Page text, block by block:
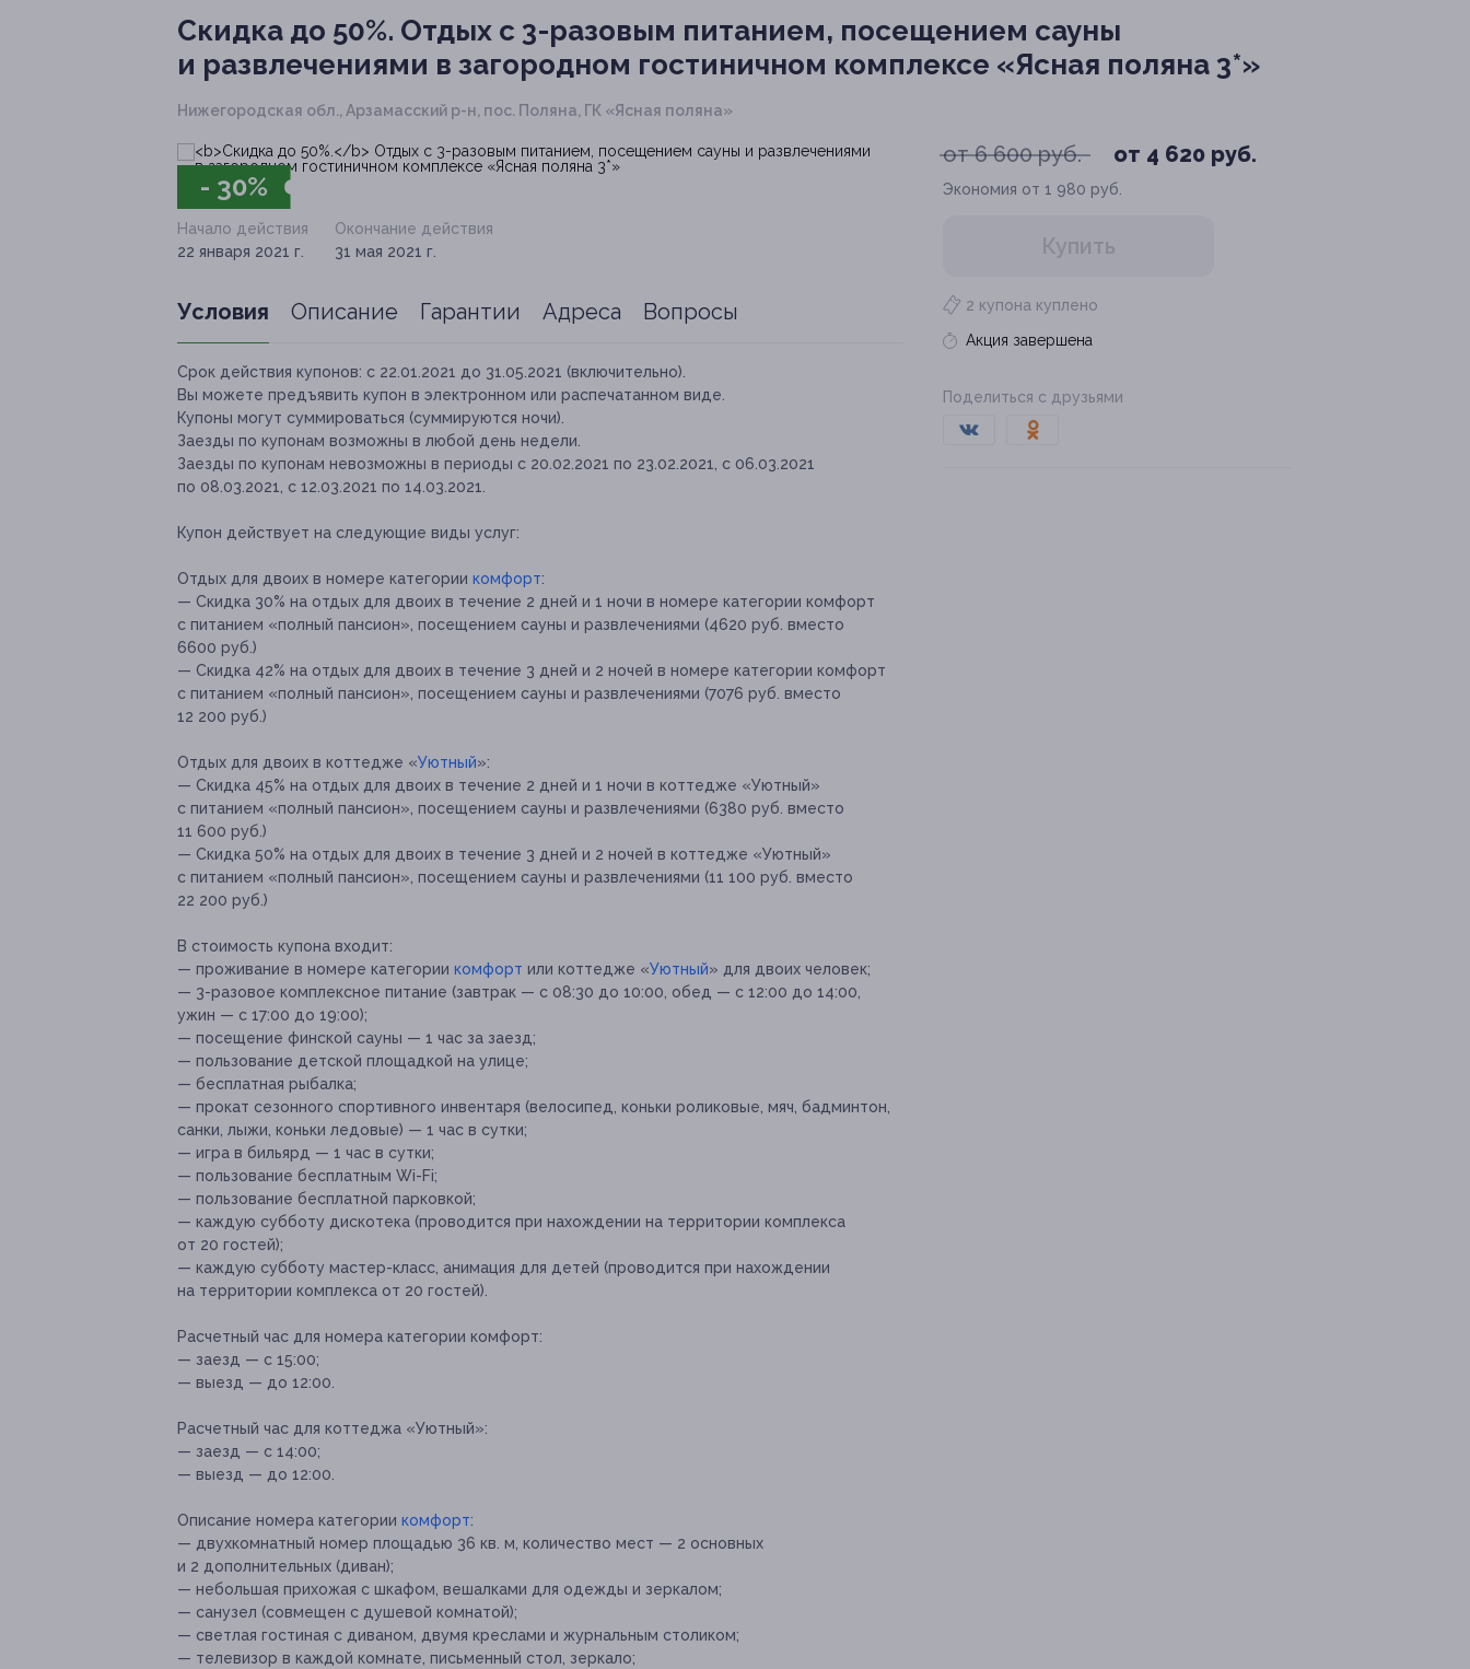
Скидка до 50%. Отдых с 3-разовым питанием, посещением сауны
и развлечениями в загородном гостиничном комплексе «Ясная поляна 3*»
Нижегородская обл., Арзамасский р-н, пос. Поляна, ГК «Ясная поляна»
- 30%
от 6 600 руб. от 4 620 руб.
Экономия от 1 980 руб.
Купить
2 купона куплено
Акция завершена
Поделиться с друзьями
Начало действия
22 января 2021 г.
Окончание действия
31 мая 2021 г.
Условия Описание Гарантии Адреса Вопросы
Срок действия купонов: с 22.01.2021 до 31.05.2021 (включительно).
Вы можете предъявить купон в электронном или распечатанном виде.
Купоны могут суммироваться (суммируются ночи).
Заезды по купонам возможны в любой день недели.
Заезды по купонам невозможны в периоды с 20.02.2021 по 23.02.2021, с 06.03.2021
по 08.03.2021, с 12.03.2021 по 14.03.2021.
Купон действует на следующие виды услуг:
Отдых для двоих в номере категории комфорт:
— Скидка 30% на отдых для двоих в течение 2 дней и 1 ночи в номере категории комфорт
с питанием «полный пансион», посещением сауны и развлечениями (4620 руб. вместо
6600 руб.)
— Скидка 42% на отдых для двоих в течение 3 дней и 2 ночей в номере категории комфорт
с питанием «полный пансион», посещением сауны и развлечениями (7076 руб. вместо
12 200 руб.)
Отдых для двоих в коттедже «Уютный»:
— Скидка 45% на отдых для двоих в течение 2 дней и 1 ночи в коттедже «Уютный»
с питанием «полный пансион», посещением сауны и развлечениями (6380 руб. вместо
11 600 руб.)
— Скидка 50% на отдых для двоих в течение 3 дней и 2 ночей в коттедже «Уютный»
с питанием «полный пансион», посещением сауны и развлечениями (11 100 руб. вместо
22 200 руб.)
В стоимость купона входит:
— проживание в номере категории комфорт или коттедже «Уютный» для двоих человек;
— 3-разовое комплексное питание (завтрак — с 08:30 до 10:00, обед — с 12:00 до 14:00,
ужин — с 17:00 до 19:00);
— посещение финской сауны — 1 час за заезд;
— пользование детской площадкой на улице;
— бесплатная рыбалка;
— прокат сезонного спортивного инвентаря (велосипед, коньки роликовые, мяч, бадминтон,
санки, лыжи, коньки ледовые) — 1 час в сутки;
— игра в бильярд — 1 час в сутки;
— пользование бесплатным Wi-Fi;
— пользование бесплатной парковкой;
— каждую субботу дискотека (проводится при нахождении на территории комплекса
от 20 гостей);
— каждую субботу мастер-класс, анимация для детей (проводится при нахождении
на территории комплекса от 20 гостей).
Расчетный час для номера категории комфорт:
— заезд — с 15:00;
— выезд — до 12:00.
Расчетный час для коттеджа «Уютный»:
— заезд — с 14:00;
— выезд — до 12:00.
Описание номера категории комфорт:
— двухкомнатный номер площадью 36 кв. м, количество мест — 2 основных
и 2 дополнительных (диван);
— небольшая прихожая с шкафом, вешалками для одежды и зеркалом;
— санузел (совмещен с душевой комнатой);
— светлая гостиная с диваном, двумя креслами и журнальным столиком;
— телевизор в каждой комнате, письменный стол, зеркало;